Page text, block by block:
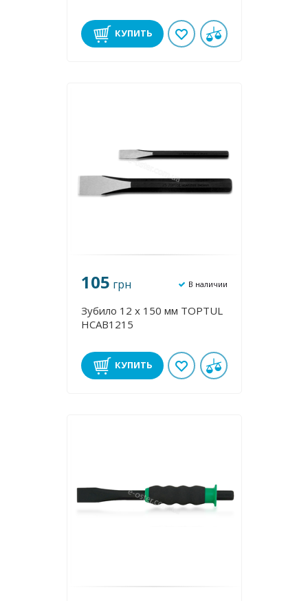
КУПИТЬ
105 грн В наличии
Зубило 12 х 150 мм TOPTUL
HCAB1215
КУПИТЬ